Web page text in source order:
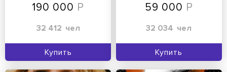
190 000
32 412 чел
Купить
59 000
32 034 чел
Купить